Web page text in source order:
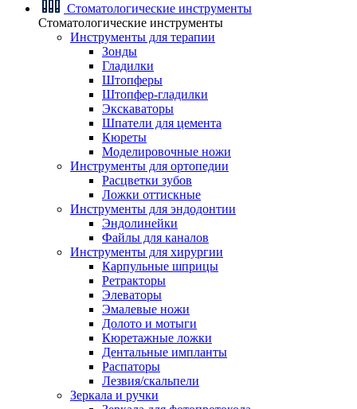
Стоматологические инструменты
Стоматологические инструменты
Инструменты для терапии
Зонды
Гладилки
Штопферы
Штопфер-гладилки
Экскаваторы
Шпатели для цемента
Кюреты
Моделировочные ножи
Инструменты для ортопедии
Расцветки зубов
Ложки оттискные
Инструменты для эндодонтии
Эндолинейки
Файлы для каналов
Инструменты для хирургии
Карпульные шприцы
Ретракторы
Элеваторы
Эмалевые ножи
Долото и мотыги
Кюретажные ложки
Дентальные импланты
Распаторы
Лезвия/скальпели
Зеркала и ручки